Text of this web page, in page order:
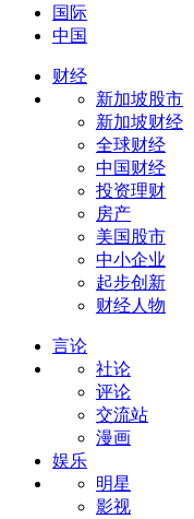
国际
中国
财经
新加坡股市
新加坡财经
全球财经
中国财经
投资理财
房产
美国股市
中小企业
起步创新
财经人物
言论
社论
评论
交流站
漫画
娱乐
明星
影视